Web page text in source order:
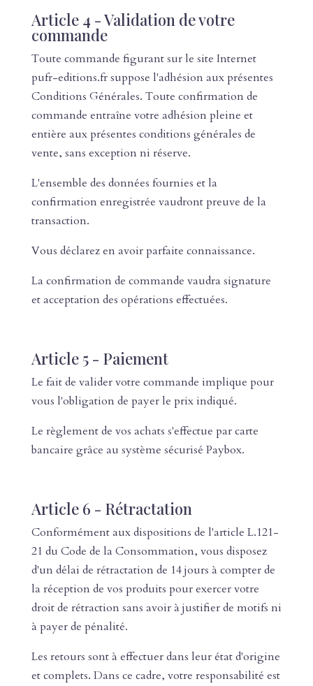
Article 4 - Validation de votre
commande
Toute commande figurant sur le site Internet
pufr-editions.fr suppose l'adhésion aux présentes
Conditions Générales. Toute confirmation de
commande entraîne votre adhésion pleine et
entière aux présentes conditions générales de
vente, sans exception ni réserve.
L'ensemble des données fournies et la
confirmation enregistrée vaudront preuve de la
transaction.
Vous déclarez en avoir parfaite connaissance.
La confirmation de commande vaudra signature
et acceptation des opérations effectuées.
Article 5 - Paiement
Le fait de valider votre commande implique pour
vous l'obligation de payer le prix indiqué.
Le règlement de vos achats s'effectue par carte
bancaire grâce au système sécurisé Paybox.
Article 6 - Rétractation
Conformément aux dispositions de l'article L.121-
21 du Code de la Consommation, vous disposez
d'un délai de rétractation de 14 jours à compter de
la réception de vos produits pour exercer votre
droit de rétraction sans avoir à justifier de motifs ni
à payer de pénalité.
Les retours sont à effectuer dans leur état d'origine
et complets. Dans ce cadre, votre responsabilité est